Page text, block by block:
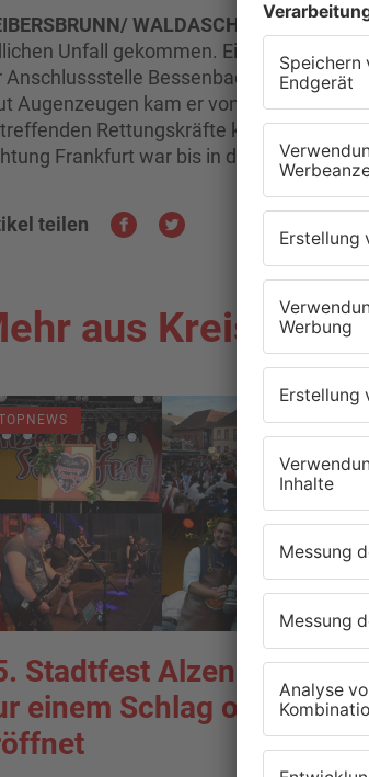
WALDASCHAFF.Am
Unfall gekommen. Ein 59-jähriger
Anschlussstelle Bessenbach/
Augenzeugen kam er von der
Rettungskräfte konnten nur
Frankfurt war bis in die späten
teilen
aus Kreis
Stadtfest Alzenau mit
einem Schlag offiziell